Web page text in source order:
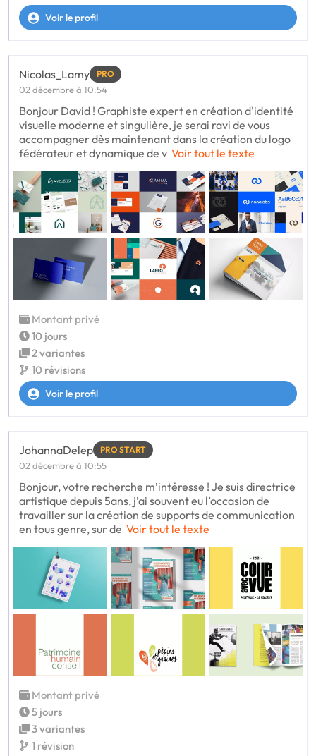
Voir le profil
Nicolas_Lamy PRO
02 décembre à 10:54
Bonjour David ! Graphiste expert en création d'identité
visuelle moderne et singulière, je serai ravi de vous
accompagner dès maintenant dans la création du logo
fédérateur et dynamique de v Voir tout le texte
Montant privé
10 jours
2 variantes
10 révisions
Voir le profil
JohannaDelep PRO START
02 décembre à 10:55
Bonjour, votre recherche m’intéresse ! Je suis directrice
artistique depuis 5ans, j’ai souvent eu l’occasion de
travailler sur la création de supports de communication
en tous genre, sur de Voir tout le texte
Montant privé
5 jours
3 variantes
1 révision